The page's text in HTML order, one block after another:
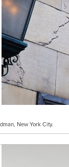
New York City.